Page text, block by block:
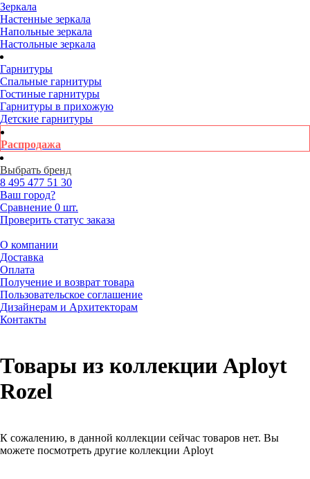
Зеркала
Настенные зеркала
Напольные зеркала
Настольные зеркала
Гарнитуры
Спальные гарнитуры
Гостиные гарнитуры
Гарнитуры в прихожую
Детские гарнитуры
Распродажа
Выбрать бренд
8 495 477 51 30
Ваш город?
Сравнение 0 шт.
Проверить статус заказа
О компании
Доставка
Оплата
Получение и возврат товара
Пользовательское соглашение
Дизайнерам и Архитекторам
Контакты
Товары из коллекции Aployt
Rozel
К сожалению, в данной коллекции сейчас товаров нет. Вы
можете посмотреть другие коллекции Aployt